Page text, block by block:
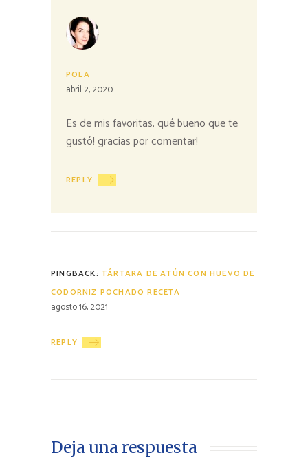
POLA
abril 2, 2020
Es de mis favoritas, qué bueno que te
gustó! gracias por comentar!
REPLY
PINGBACK: TÁRTARA DE ATÚN CON HUEVO DE
CODORNIZ POCHADO RECETA
agosto 16, 2021
REPLY
Deja una respuesta